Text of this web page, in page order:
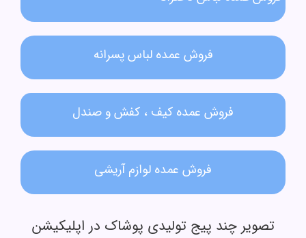
فروش عمده لباس پسرانه
فروش عمده کیف ، کفش و صندل
فروش عمده لوازم آریشی
تصویر چند پیج تولیدی پوشاک در اپلیکیشن